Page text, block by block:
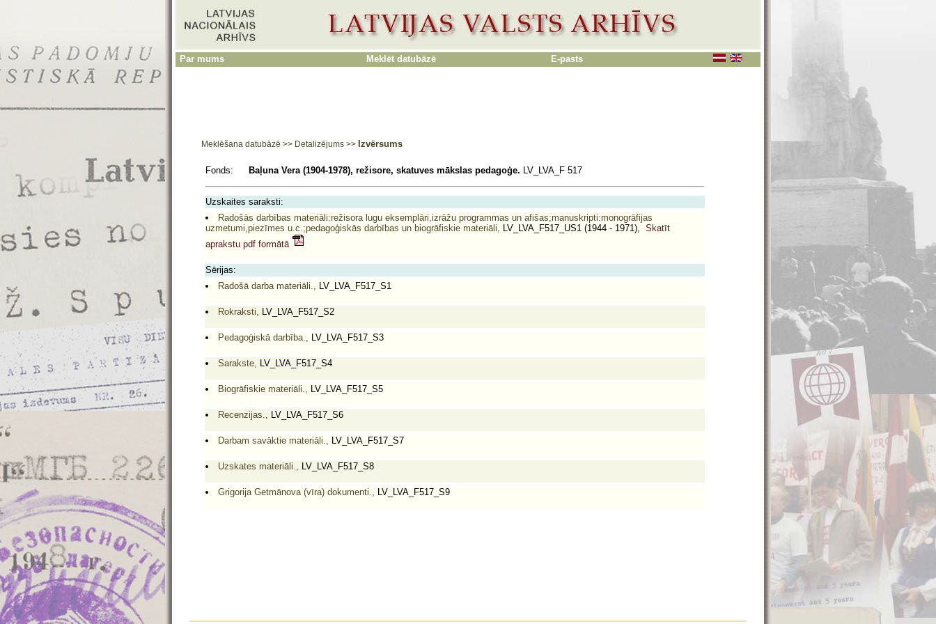
Par mums Meklēt datubāzē E-pasts
Meklēšana datubāzē >> Detalizējums >> Izvērsums
Fonds: Baļuna Vera (1904-1978), režisore, skatuves mākslas pedagoģe. LV_LVA_F 517
Uzskaites saraksti:
Radošās darbības materiāli:režisora lugu eksemplāri,izrāžu programmas un afišas;manuskripti:monogrāfijas
uzmetumi,piezīmes u.c.;pedagoģiskās darbības un biogrāfiskie materiāli, LV_LVA_F517_US1 (1944 - 1971), Skatīt
aprakstu pdf formātā
Sērijas:
Radošā darba materiāli., LV_LVA_F517_S1
Rokraksti, LV_LVA_F517_S2
Pedagoģiskā darbība., LV_LVA_F517_S3
Sarakste, LV_LVA_F517_S4
Biogrāfiskie materiāli., LV_LVA_F517_S5
Recenzijas., LV_LVA_F517_S6
Darbam savāktie materiāli., LV_LVA_F517_S7
Uzskates materiāli., LV_LVA_F517_S8
Grigorija Getmānova (vīra) dokumenti., LV_LVA_F517_S9